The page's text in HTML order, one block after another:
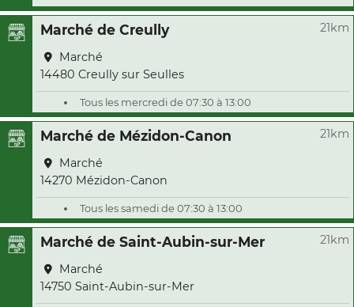
Marché de Creully 21km
Marché
14480 Creully sur Seulles
Tous les mercredi de 07:30 à 13:00
Marché de Mézidon-Canon 21km
Marché
14270 Mézidon-Canon
Tous les samedi de 07:30 à 13:00
Marché de Saint-Aubin-sur-Mer 21km
Marché
14750 Saint-Aubin-sur-Mer